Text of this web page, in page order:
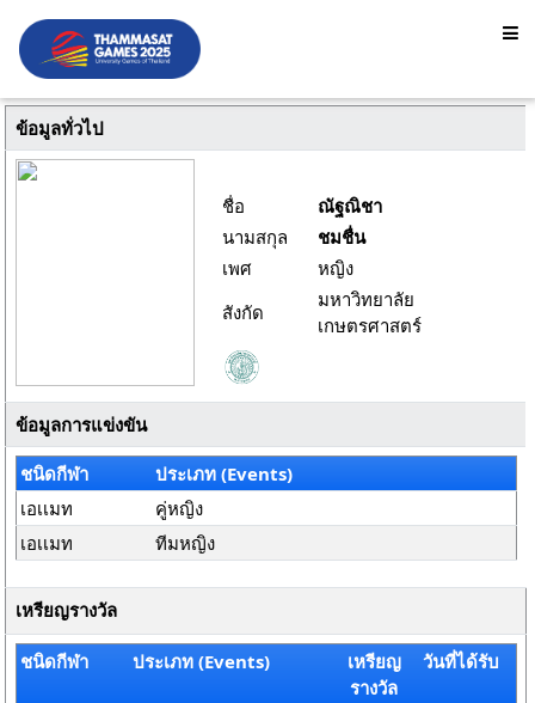
ข้อมูลทั่วไป
ชื่อ
ณัฐณิชา
นามสกุล
ชมชื่น
เพศ
หญิง
สังกัด
มหาวิทยาลัย
เกษตรศาสตร์
ข้อมูลการแข่งขัน
ชนิดกีฬา
ประเภท (Events)
เอเเมท
คู่หญิง
เอเเมท
ทีมหญิง
เหรียญรางวัล
ชนิดกีฬา ประเภท (Events)
เหรียญ
รางวัล
วันที่ได้รับ